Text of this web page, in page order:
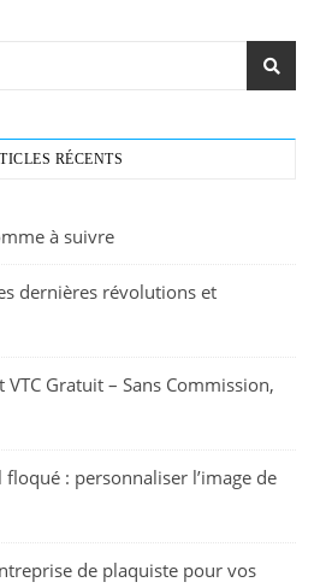
RÉCENTS
à suivre
dernières révolutions et
Gratuit – Sans Commission,
: personnaliser l’image de
de plaquiste pour vos